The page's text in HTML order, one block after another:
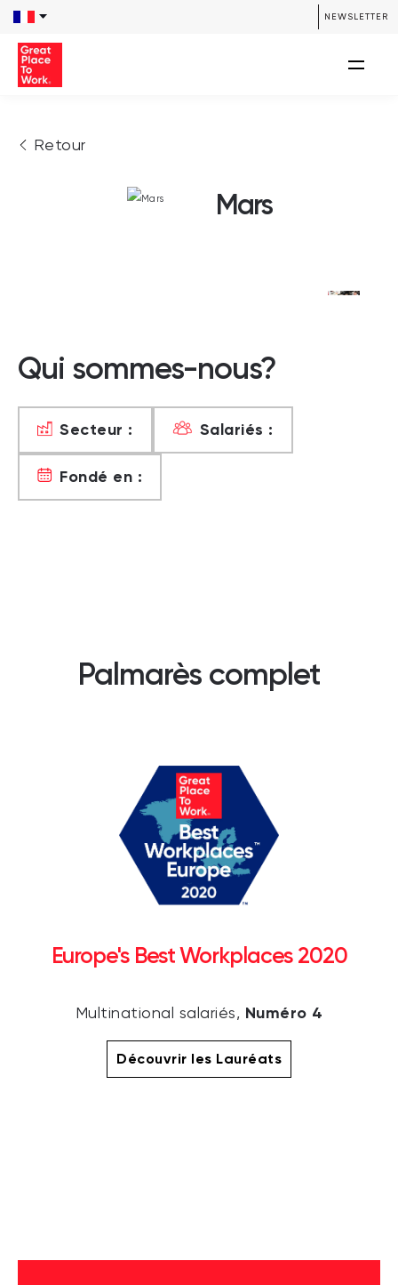
NEWSLETTER
Retour
Mars
Qui sommes-nous?
Secteur : Salariés :
Fondé en :
Palmarès complet
Europe's Best Workplaces 2020
Multinational salariés, Numéro 4
Découvrir les Lauréats